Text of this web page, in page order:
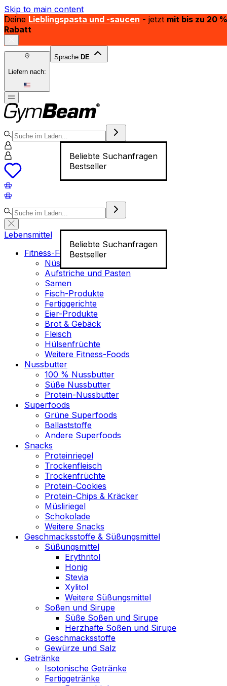
Skip to main content
Deine Lieblingspasta und -saucen - jetzt mit bis zu 20 %
Rabatt
Liefern nach:
Sprache: DE
Beliebte Suchanfragen
Bestseller
Beliebte Suchanfragen
Bestseller
Lebensmittel
Fitness-Food
Nüsse
Aufstriche und Pasten
Samen
Fisch-Produkte
Fertiggerichte
Eier-Produkte
Brot & Gebäck
Fleisch
Hülsenfrüchte
Weitere Fitness-Foods
Nussbutter
100 % Nussbutter
Süße Nussbutter
Protein-Nussbutter
Superfoods
Grüne Superfoods
Ballaststoffe
Andere Superfoods
Snacks
Proteinriegel
Trockenfleisch
Trockenfrüchte
Protein-Cookies
Protein-Chips & Kräcker
Müsliriegel
Schokolade
Weitere Snacks
Geschmacksstoffe & Süßungsmittel
Süßungsmittel
Erythritol
Honig
Stevia
Xylitol
Weitere Süßungsmittel
Soßen und Sirupe
Süße Soßen und Sirupe
Herzhafte Soßen und Sirupe
Geschmacksstoffe
Gewürze und Salz
Getränke
Isotonische Getränke
Fertiggetränke